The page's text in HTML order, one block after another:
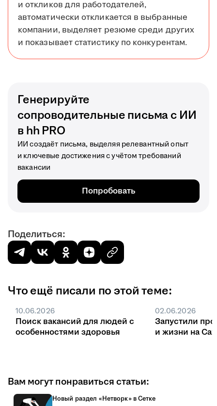
и откликов для работодателей,
автоматически откликается в выбранные
компании, выделяет резюме среди других
и показывает статистику по конкурентам.
Генерируйте
сопроводительные письма с ИИ
в hh PRO
ИИ создаёт письма, выделяя релевантный опыт
и ключевые достижения с учётом требований
вакансии
Попробовать
Поделиться:
Что ещё писали по этой теме:
10.06.2026
Поиск вакансий для людей с
особенностями здоровья
02.06.2026
Запустили
и жизни на
Вам могут понравиться статьи:
Новый раздел «Нетворк» в Сетке